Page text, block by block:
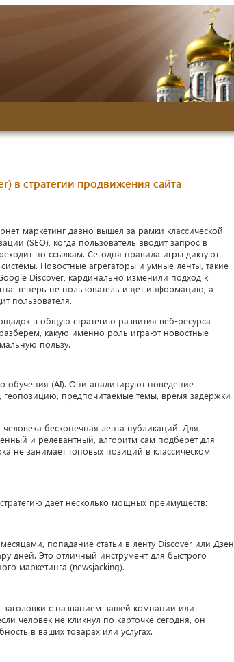
в стратегии продвижения сайта
маркетинг давно вышел за рамки классической
(SEO), когда пользователь вводит запрос в
по ссылкам. Сегодня правила игры диктуют
Новостные агрегаторы и умные ленты, такие
Discover, кардинально изменили подход к
теперь не пользователь ищет информацию, а
пользователя.
в общую стратегию развития веб-ресурса
какую именно роль играют новостные
пользу.
обучения (AI). Они анализируют поведение
геопозицию, предпочитаемые темы, время задержки
бесконечная лента публикаций. Для
и релевантный, алгоритм сам подберет для
не занимает топовых позиций в классическом
дает несколько мощных преимуществ:
попадание статьи в ленту Discover или Дзен
дней. Это отличный инструмент для быстрого
маркетинга (newsjacking).
заголовки с названием вашей компании или
человек не кликнул по карточке сегодня, он
в ваших товарах или услугах.